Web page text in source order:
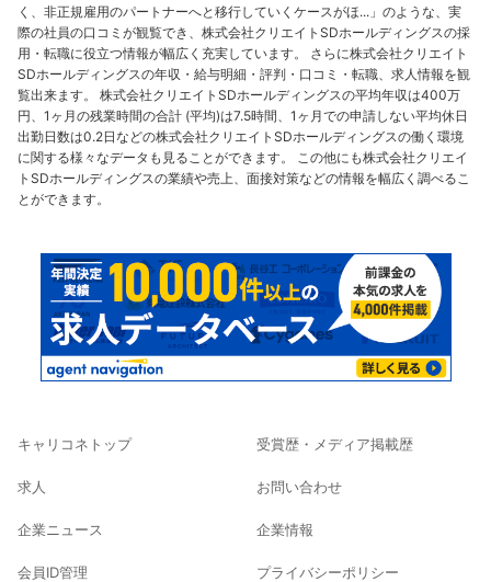
く、非正規雇用のパートナーへと移行していくケースがほ...」のような、実
際の社員の口コミが観覧でき、株式会社クリエイトSDホールディングスの採
用・転職に役立つ情報が幅広く充実しています。 さらに株式会社クリエイト
SDホールディングスの年収・給与明細・評判・口コミ・転職、求人情報を観
覧出来ます。 株式会社クリエイトSDホールディングスの平均年収は400万
円、1ヶ月の残業時間の合計 (平均)は7.5時間、1ヶ月での申請しない平均休日
出勤日数は0.2日などの株式会社クリエイトSDホールディングスの働く環境
に関する様々なデータも見ることができます。 この他にも株式会社クリエイ
トSDホールディングスの業績や売上、面接対策などの情報を幅広く調べるこ
とができます。
キャリコネトップ
求人
企業ニュース
会員ID管理
受賞歴・メディア掲載歴
お問い合わせ
企業情報
プライバシーポリシー